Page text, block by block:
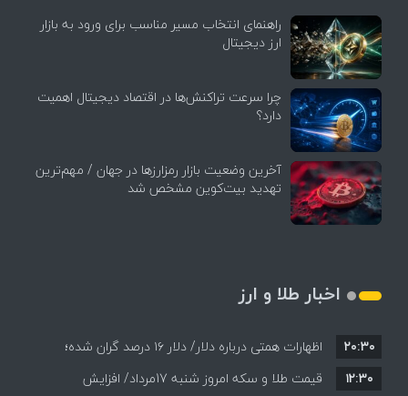
راهنمای انتخاب مسیر مناسب برای ورود به بازار
ارز دیجیتال
چرا سرعت تراکنش‌ها در اقتصاد دیجیتال اهمیت
دارد؟
آخرین وضعیت بازار رمزارزها در جهان / مهم‌ترین
تهدید بیت‌کوین مشخص شد
اخبار طلا و ارز
اظهارات همتی درباره دلار/ دلار ۱۶ درصد گران شده؛
این افزایش طبیعی است
۲۰:۳۰
قیمت طلا و سکه امروز شنبه 17مرداد/ افزایش
۱۲:۳۰